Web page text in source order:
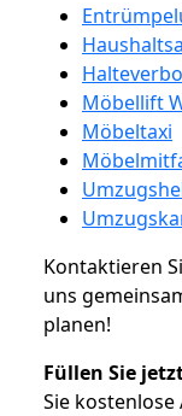
Möbellift
Möbeltaxi
Kontaktieren
uns
planen!
Füllen Sie
Sie kostenlose